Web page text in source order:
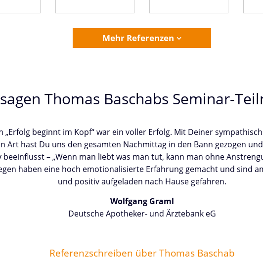
Mehr Referenzen
Thomas Baschabs Seminar-
„Erfolg beginnt im Kopf“ war ein voller Erfolg. Mit Deiner
Art hast Du uns den gesamten Nachmittag in den Bann gezogen
beeinflusst – „Wenn man liebt was man tut, kann man ohne
haben eine hoch emotionalisierte Erfahrung gemacht und sind
und positiv aufgeladen nach Hause gefahren.
Wolfgang Graml
Deutsche Apotheker- und Ärztebank eG
Referenzschreiben über Thomas Baschab